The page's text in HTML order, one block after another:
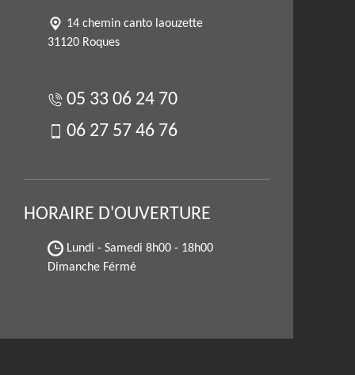
14 chemin canto laouzette
31120 Roques
05 33 06 24 70
06 27 57 46 76
HORAIRE D'OUVERTURE
Lundi - Samedi 8h00 - 18h00
Dimanche Férmé